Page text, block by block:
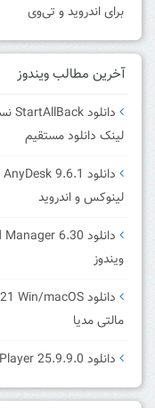
برای اندروید و تی‌وی
آخرین مطالب ویندوز
لینک دانلود مستقیم
لینوکس و اندروید
ویندوز
مالتی مدیا
دانلود Daum PotPlayer 25.9.9.0 ویدئوپلیر پات پلیر